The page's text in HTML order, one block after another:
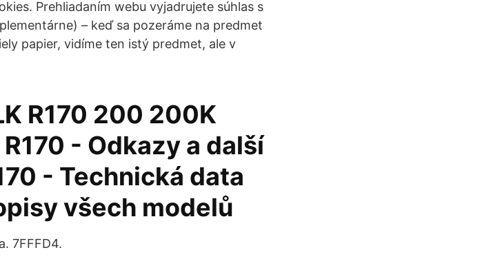
Prehliadaním webu vyjadrujete súhlas s
– keď sa pozeráme na predmet
papier, vidíme ten istý predmet, ale v
R170 200 200K
- Odkazy a další
- Technická data
všech modelů
7FFFD4.